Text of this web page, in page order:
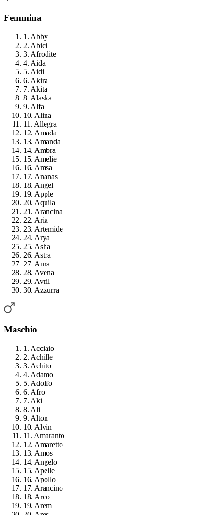
Femmina
1. Abby
2. Abici
3. Afrodite
4. Aida
5. Aidi
6. Akira
7. Akita
8. Alaska
9. Alfa
10. Alina
11. Allegra
12. Amada
13. Amanda
14. Ambra
15. Amelie
16. Amsa
17. Ananas
18. Angel
19. Apple
20. Aquila
21. Arancina
22. Aria
23. Artemide
24. Arya
25. Asha
26. Astra
27. Aura
28. Avena
29. Avril
30. Azzurra
Maschio
1. Acciaio
2. Achille
3. Achito
4. Adamo
5. Adolfo
6. Afro
7. Aki
8. Ali
9. Alton
10. Alvin
11. Amaranto
12. Amaretto
13. Amos
14. Angelo
15. Apelle
16. Apollo
17. Arancino
18. Arco
19. Arem